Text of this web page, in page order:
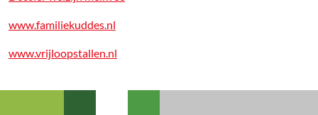
www.familiekuddes.nl
www.vrijloopstallen.nl